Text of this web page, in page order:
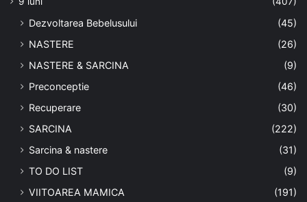
Dezvoltarea Bebelusului
(45)
NASTERE
(26)
NASTERE & SARCINA
(9)
Preconceptie
(46)
Recuperare
(30)
SARCINA
(222)
Sarcina & nastere
(31)
TO DO LIST
(9)
VIITOAREA MAMICA
(191)